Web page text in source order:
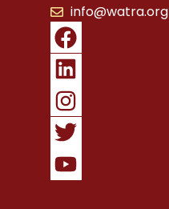
info@watra.org